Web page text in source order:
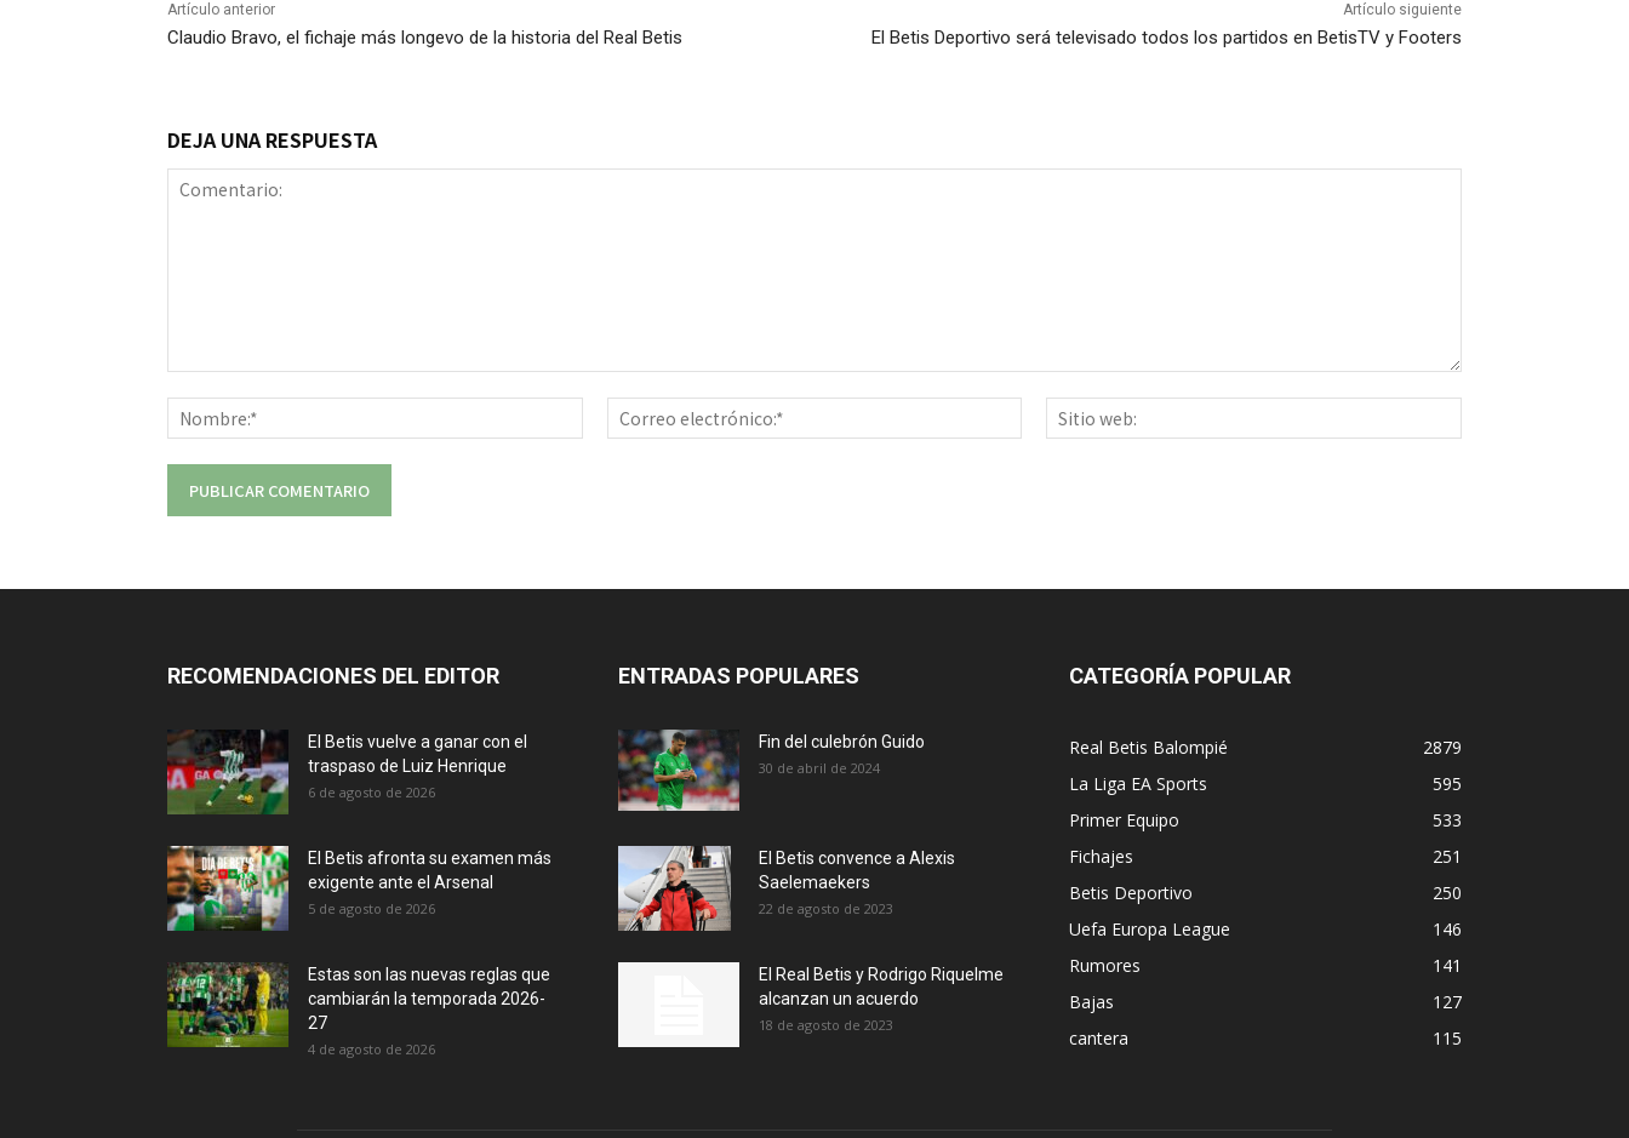
Artículo anterior
Claudio Bravo, el fichaje más longevo de la historia del Real Betis
Artículo siguiente
El Betis Deportivo será televisado todos los partidos en BetisTV y Footers
DEJA UNA RESPUESTA
Nombre:*
Correo
electrónico:*
web:
RECOMENDACIONES DEL EDITOR
El Betis vuelve a ganar con el
traspaso de Luiz Henrique
6 de agosto de 2026
El Betis afronta su examen más
exigente ante el Arsenal
5 de agosto de 2026
Estas son las nuevas reglas que
cambiarán la temporada 2026-
27
4 de agosto de 2026
ENTRADAS POPULARES
Fin del culebrón Guido
30 de abril de 2024
El Betis convence a Alexis
Saelemaekers
22 de agosto de 2023
El Real Betis y Rodrigo Riquelme
alcanzan un acuerdo
18 de agosto de 2023
CATEGORÍA POPULAR
Real Betis Balompié
2879
La Liga EA Sports
595
Primer Equipo
533
Fichajes
251
Betis Deportivo
250
Uefa Europa League
146
Rumores
141
Bajas
127
cantera
115